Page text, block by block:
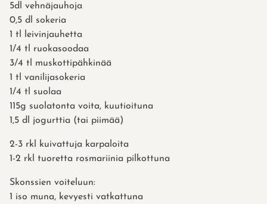
5dl vehnäjauhoja
0,5 dl sokeria
1 tl leivinjauhetta
1/4 tl ruokasoodaa
3/4 tl muskottipähkinää
1 tl vanilijasokeria
1/4 tl suolaa
115g suolatonta voita, kuutioituna
1,5 dl jogurttia (tai piimää)
2-3 rkl kuivattuja karpaloita
1-2 rkl tuoretta rosmariinia pilkottuna
Skonssien voiteluun:
1 iso muna, kevyesti vatkattuna